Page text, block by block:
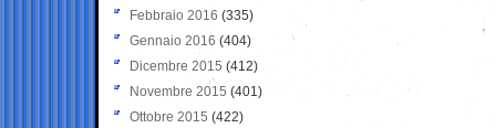
Febbraio 2016 (335)
Gennaio 2016 (404)
Dicembre 2015 (412)
Novembre 2015 (401)
Ottobre 2015 (422)